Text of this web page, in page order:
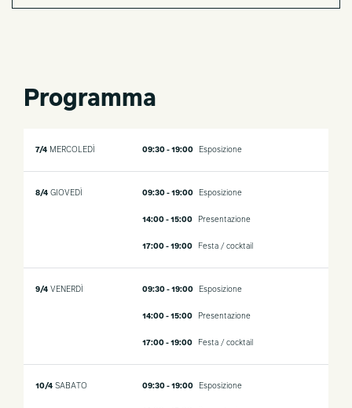
Programma
7/4 MERCOLEDÌ 09:30 - 19:00 Esposizione
8/4 GIOVEDÌ 09:30 - 19:00 Esposizione
14:00 - 15:00 Presentazione
17:00 - 19:00 Festa / cocktail
9/4 VENERDÌ 09:30 - 19:00 Esposizione
14:00 - 15:00 Presentazione
17:00 - 19:00 Festa / cocktail
10/4 SABATO 09:30 - 19:00 Esposizione